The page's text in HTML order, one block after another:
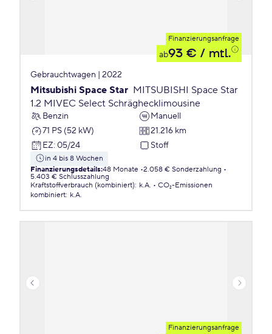
Finanzierungsanfrage
ab93 € / mtl.
Gebrauchtwagen | 2022
Mitsubishi Space Star MITSUBISHI Space Star
1.2 MIVEC Select Schräghecklimousine
Benzin
Manuell
71 PS (52 kW)
21.216 km
EZ: 05/24 Stoff
in 4 bis 8 Wochen
Finanzierungsdetails:48 Monate 2.058 € Sonderzahlung
5.403 € Schlusszahlung
Kraftstoffverbrauch (kombiniert): k.A.
CO₂-Emissionen
kombiniert: k.A.
Finanzierungsanfrage